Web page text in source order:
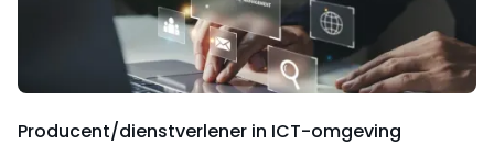
Producent/dienstverlener in ICT-omgeving